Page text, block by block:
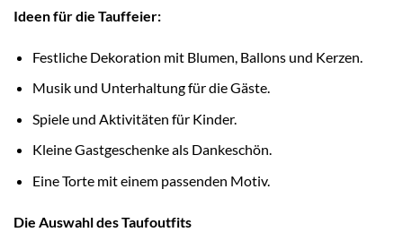
Ideen für die Tauffeier:
Festliche Dekoration mit Blumen, Ballons und Kerzen.
Musik und Unterhaltung für die Gäste.
Spiele und Aktivitäten für Kinder.
Kleine Gastgeschenke als Dankeschön.
Eine Torte mit einem passenden Motiv.
Die Auswahl des Taufoutfits